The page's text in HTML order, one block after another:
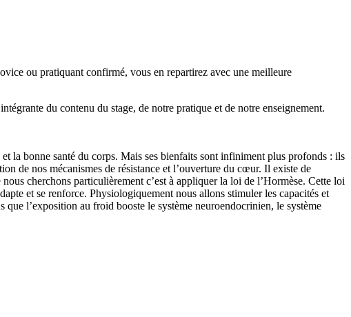
ou pratiquant confirmé, vous en repartirez avec une meilleure
du contenu du stage, de notre pratique et de notre enseignement.
la bonne santé du corps. Mais ses bienfaits sont infiniment plus profonds : ils
de nos mécanismes de résistance et l’ouverture du cœur. Il existe de
cherchons particulièrement c’est à appliquer la loi de l’Hormèse. Cette loi
et se renforce. Physiologiquement nous allons stimuler les capacités et
que l’exposition au froid booste le système neuroendocrinien, le système